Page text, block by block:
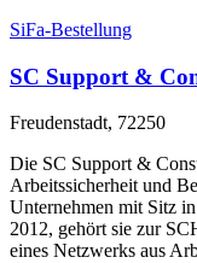
SiFa-Bestellung
SC Support &
Freudenstadt, 72250
Die SC Support &
Arbeitssicherheit und
Unternehmen mit Sitz
2012, gehört sie zur
eines Netzwerks aus